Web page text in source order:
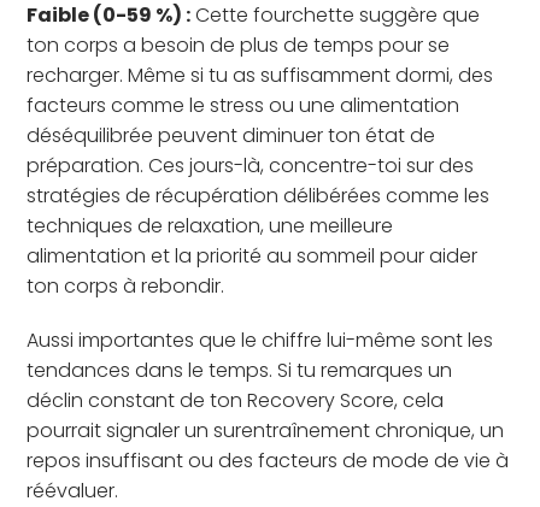
Faible (0-59 %) :Cette fourchette suggère que
ton corps a besoin de plus de temps pour se
recharger. Même si tu as suffisamment dormi, des
facteurs comme le stress ou une alimentation
déséquilibrée peuvent diminuer ton état de
préparation. Ces jours-là, concentre-toi sur des
stratégies de récupération délibérées comme les
techniques de relaxation, une meilleure
alimentation et la priorité au sommeil pour aider
ton corps à rebondir.
Aussi importantes que le chiffre lui-même sont les
tendances dans le temps. Si tu remarques un
déclin constant de ton Recovery Score, cela
pourrait signaler un surentraînement chronique, un
repos insuffisant ou des facteurs de mode de vie à
réévaluer.